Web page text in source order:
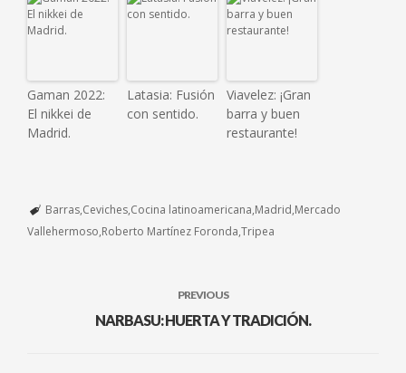
Gaman 2022:
El nikkei de
Madrid.
Latasia: Fusión
con sentido.
Viavelez: ¡Gran
barra y buen
restaurante!
Barras Ceviches Cocina latinoamericana Madrid Mercado
Vallehermoso Roberto Martínez Foronda Tripea
PREVIOUS
NARBASU: HUERTA Y TRADICIÓN.